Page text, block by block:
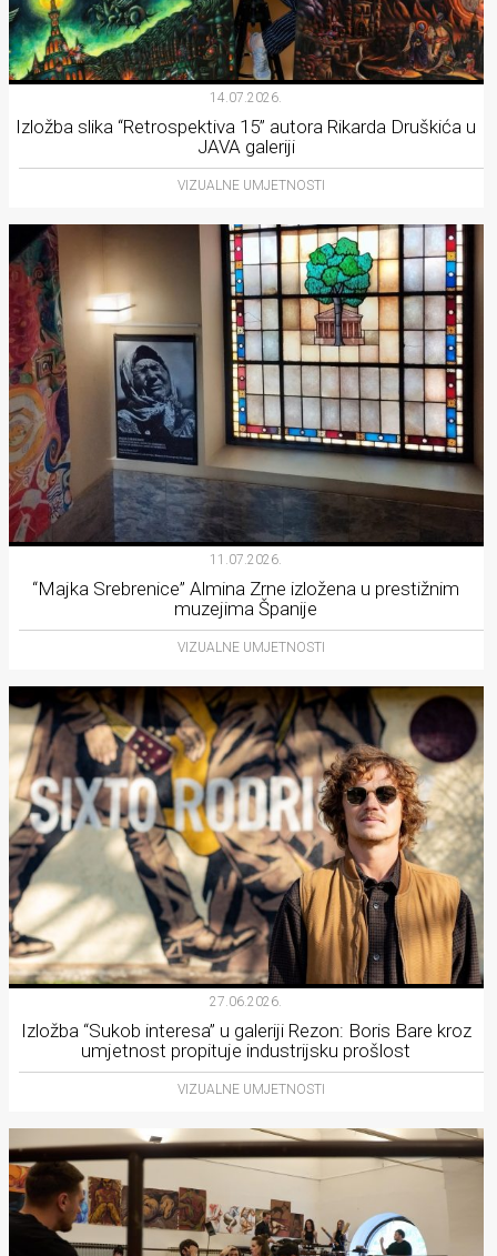
14.07.2026.
Izložba slika “Retrospektiva 15” autora Rikarda Druškića u
JAVA galeriji
VIZUALNE UMJETNOSTI
11.07.2026.
“Majka Srebrenice” Almina Zrne izložena u prestižnim
muzejima Španije
VIZUALNE UMJETNOSTI
27.06.2026.
Izložba “Sukob interesa” u galeriji Rezon: Boris Bare kroz
umjetnost propituje industrijsku prošlost
VIZUALNE UMJETNOSTI